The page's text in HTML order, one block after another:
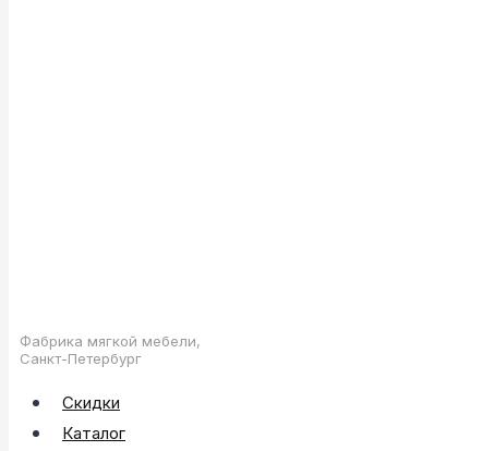
Фабрика мягкой мебели,
Санкт-Петербург
Скидки
Каталог